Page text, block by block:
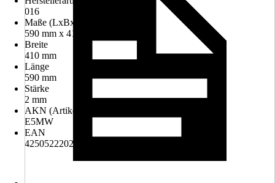
016
Maße (LxBxS)
590 mm x 410 mm x 2 mm
Breite
410 mm
Länge
590 mm
Stärke
2 mm
AKN (Artikelkurznummer)
E5MW
EAN
4250522202192